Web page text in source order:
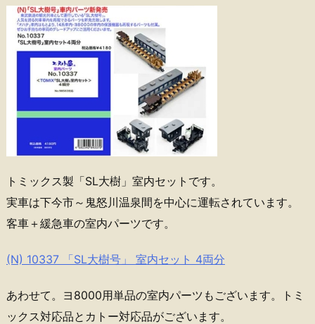
トミックス製「SL大樹」室内セットです。
実車は下今市～鬼怒川温泉間を中心に運転されています。
客車＋緩急車の室内パーツです。
(N) 10337 「SL大樹号」 室内セット 4両分
あわせて。ヨ8000用単品の室内パーツもございます。トミ
ックス対応品とカトー対応品がございます。